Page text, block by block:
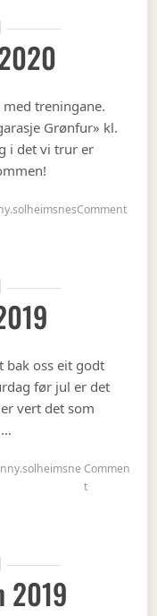
treningane.
Grønfur» kl.
i det vi trur er
Commenton
bak oss eit godt
før jul er det
vert det som
Commen
ton
2019